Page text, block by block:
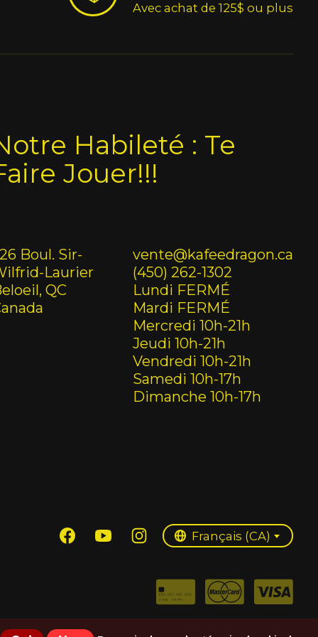
Avec achat de 125$ ou plus
Habileté : Te
Jouer!!!
Boul. Sir-
Laurier
QC
vente@kafeedragon.ca
(450) 262-1302
Lundi FERMÉ
Mardi FERMÉ
Mercredi 10h-21h
Jeudi 10h-21h
Vendredi 10h-21h
Samedi 10h-17h
Dimanche 10h-17h
Français (CA)